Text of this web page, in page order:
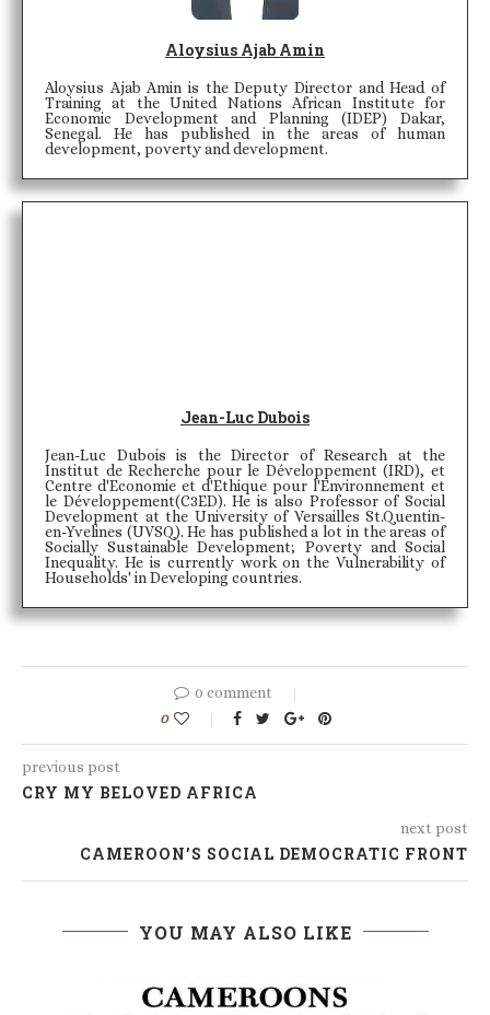
Aloysius Ajab Amin
Aloysius Ajab Amin is the Deputy Director and Head of
Training at the United Nations African Institute for
Economic Development and Planning (IDEP) Dakar,
Senegal. He has published in the areas of human
development, poverty and development.
Jean-Luc Dubois
Jean-Luc Dubois is the Director of Research at the
Institut de Recherche pour le Développement (IRD), et
Centre d'Economie et d'Ethique pour l'Environnement et
le Développement(C3ED). He is also Professor of Social
Development at the University of Versailles St.Quentin-
en-Yvelines (UVSQ). He has published a lot in the areas of
Socially Sustainable Development; Poverty and Social
Inequality. He is currently work on the Vulnerability of
Households' in Developing countries.
0 comment
0
previous post
CRY MY BELOVED AFRICA
next post
CAMEROON’S SOCIAL DEMOCRATIC FRONT
YOU MAY ALSO LIKE